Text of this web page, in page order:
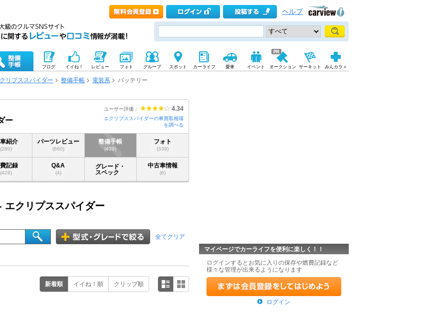
ヘルプ
ブログ イイね！ レビュー フォト グループ スポット カーライフ 愛車 イベント オークション サーキット みんカラ＋
リプススパイダー 整備手帳 電装系 バッテリー
ユーザー評価： 4.34
ー
エクリプススパイダーの車買取相場
を調べる
紹介
(280)
パーツレビュー
(660)
整備手帳
(439)
フォト
(339)
記録
(428)
Q&A
(4)
グレード・
スペック
中古車情報
(6)
クリプススパイダー
全てクリア
新着順 イイね！順 クリップ順
マイページでカーライフを便利に楽しく！！
ログインするとお気に入りの保存や燃費記録など
様々な管理が出来るようになります
ログイン